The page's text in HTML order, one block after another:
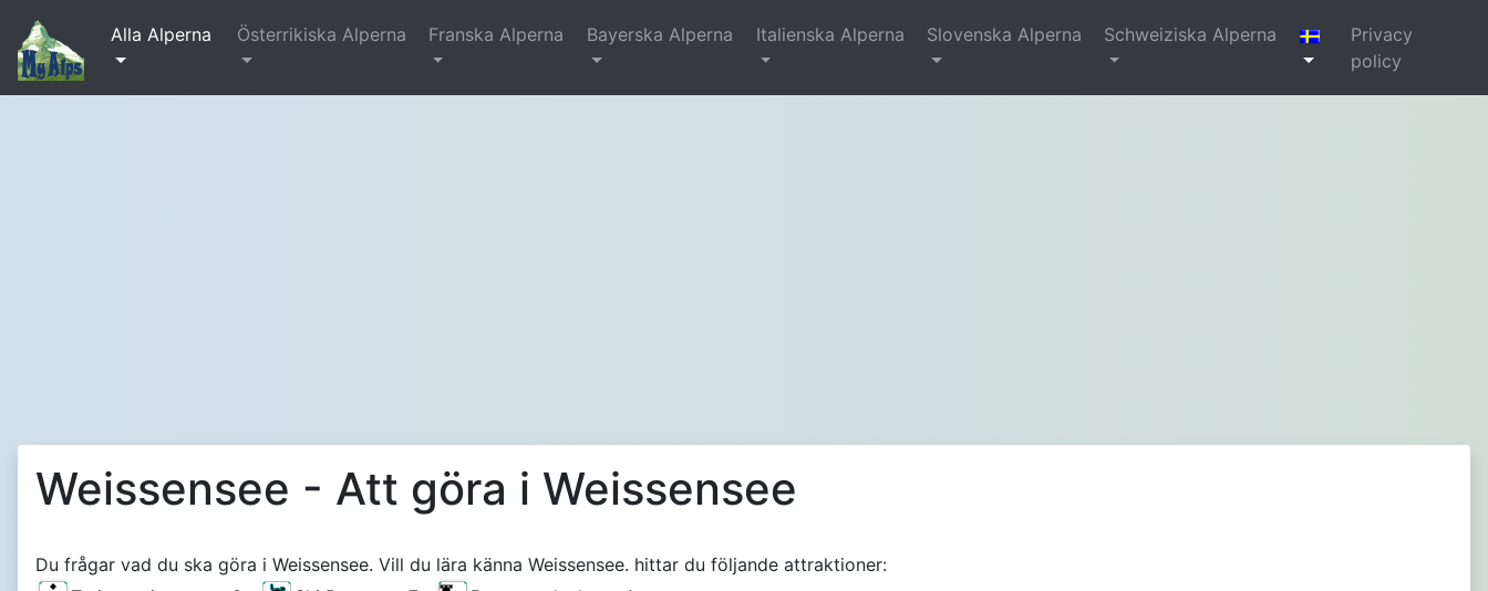
Alla Alperna Österrikiska Alperna Franska Alperna Bayerska Alperna Italienska Alperna Slovenska Alperna Schweiziska Alperna
Privacy
policy
Weissensee - Att göra i Weissensee
Du frågar vad du ska göra i Weissensee. Vill du lära känna Weissensee. hittar du följande attraktioner: